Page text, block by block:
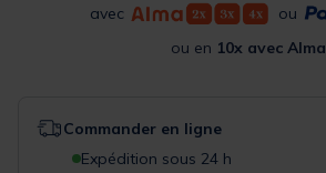
avec
ou
ou en 10x avec Alma
Commander en ligne
Expédition sous 24 h